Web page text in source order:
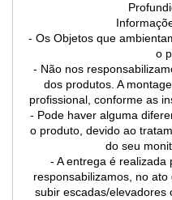
- Os Objetos que
o
- Não nos
dos produtos. A
profissional, conforme as
- Pode haver alguma
o produto, devido ao
do seu
- A entrega é
responsabilizamos, no
subir escadas/elevadores